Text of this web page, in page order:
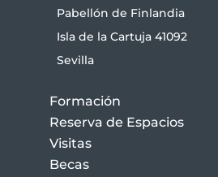
Pabellón de Finlandia
Isla de la Cartuja 41092
Sevilla
Formación
Reserva de Espacios
Visitas
Becas